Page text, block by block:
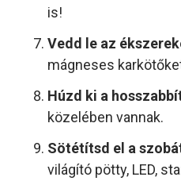
is!
Vedd le az
mágneses
Húzd ki a
közelében vannak.
Sötétítsd el a
világító pötty, LED,